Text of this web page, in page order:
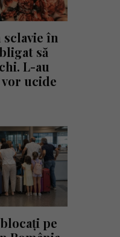
în
să
L-au
ucide
pe